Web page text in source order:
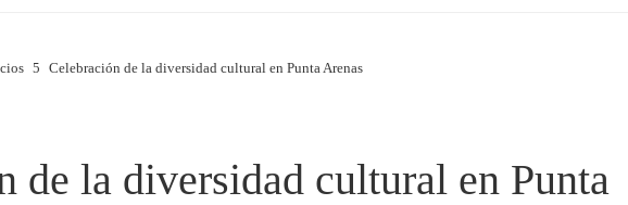
Celebración de la diversidad cultural en Punta Arenas
de la diversidad cultural en Punta